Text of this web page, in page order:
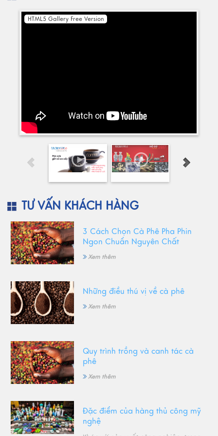
HTML5 Gallery Free Version
TƯ VẤN KHÁCH HÀNG
3 Cách Chọn Cà Phê Pha Phin
Ngon Chuẩn Nguyên Chất
Xem thêm
Những điều thú vị về cà phê
Xem thêm
Quy trình trồng và canh tác cà
phê
Xem thêm
Đặc điểm của hàng thủ công mỹ
nghệ